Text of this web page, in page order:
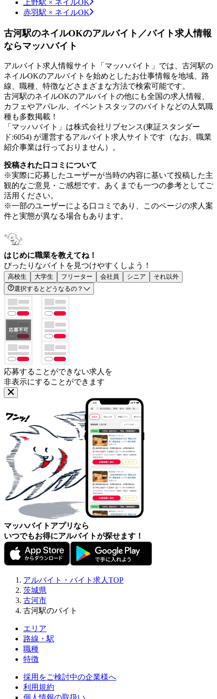
上野駅 × ネイルOK
赤羽駅 × ネイルOK
古河駅のネイルOKのアルバイト／バイト求人情報
ならマッハバイト
アルバイト求人情報サイト「マッハバイト」では、古河駅の
ネイルOKのアルバイトを始めとしたお仕事情報を地域、路
線、職種、特徴などさまざまな方法で検索可能です。
古河駅のネイルOKのアルバイトの他にも全国の求人情報、
カフェやアパレル、イベントスタッフのバイトなどの人気職
種も多数掲載！
「マッハバイト」は株式会社リブセンス(東証スタンダー
ド:6054) が運営するアルバイト求人サイトです（なお、職業
紹介事業は行っておりません）。
投稿された口コミについて
※実際に応募したユーザーが当時の内容に基いて投稿した主
観的なご意見・ご感想です。あくまでも一つの参考としてご
活用ください。
※一部のユーザーによる口コミであり、このページの求人案
件と実態が異なる場合もあります。
はじめに職業を教えてね！
ぴったりなバイトを見つけやすくしよう！
高校生 大学生 フリーター 会社員 シニア
それ以外
選択するとどうなるの？
応募することができない求人を
非表示にすることができます
マッハバイトアプリなら
いつでもお得にアルバイトが探せます！
アルバイト・バイト求人TOP
茨城県
古河市
古河駅のバイト
エリア
路線・駅
職種
特徴
採用をご検討中の企業様へ
利用規約
個人情報の取扱い